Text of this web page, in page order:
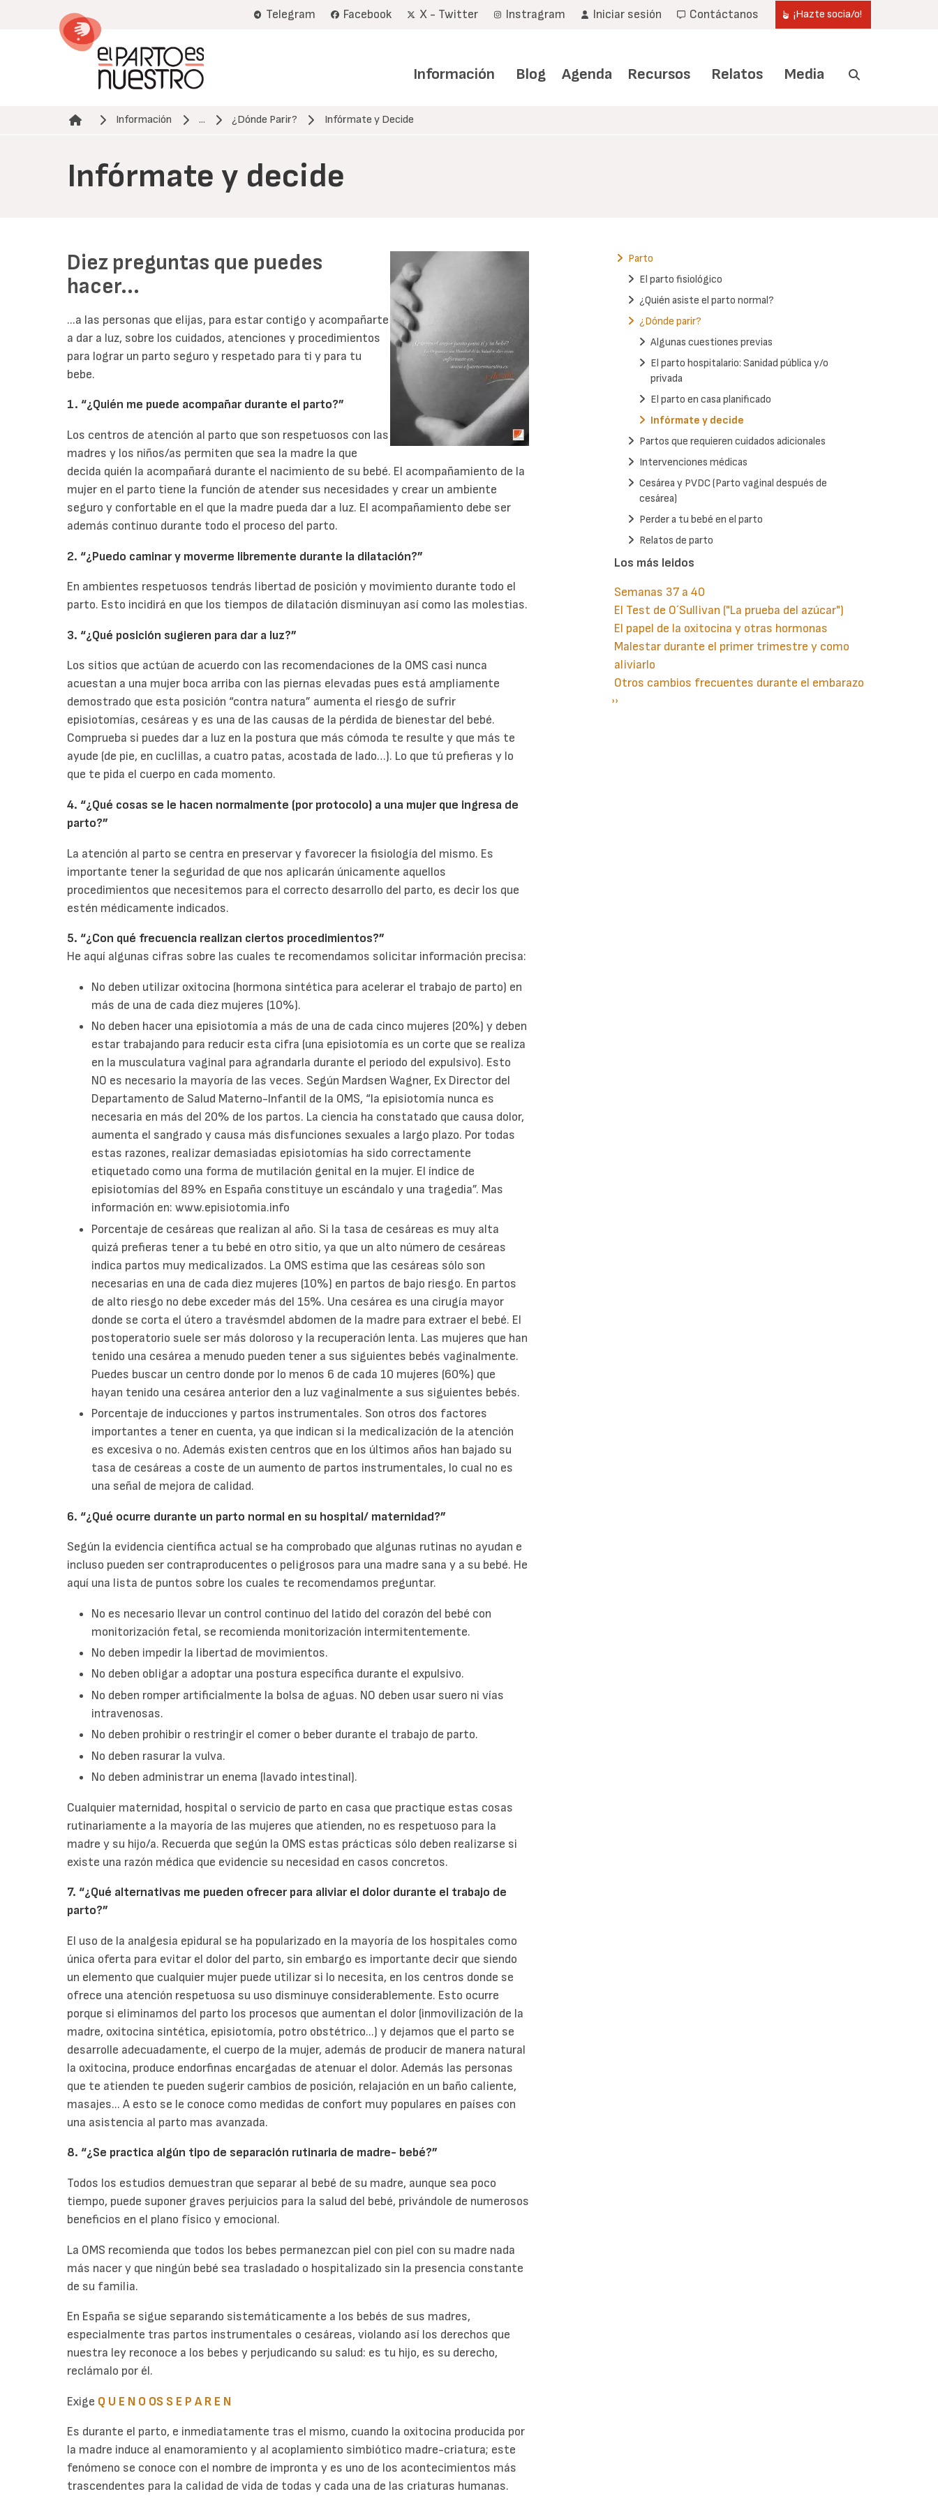
Telegram Facebook X - Twitter Instragram Iniciar sesión Contáctanos ¡Hazte socia/o!
Información Blog Agenda Recursos Relatos Media
Ruta de navegación
Información ... ¿Dónde Parir? Infórmate y Decide
Infórmate y decide
Diez preguntas que puedes
hacer...
...a las personas que elijas, para estar contigo y acompañarte
a dar a luz, sobre los cuidados, atenciones y procedimientos
para lograr un parto seguro y respetado para ti y para tu
bebe.
1. “¿Quién me puede acompañar durante el parto?”
Los centros de atención al parto que son respetuosos con las
madres y los niños/as permiten que sea la madre la que
decida quién la acompañará durante el nacimiento de su bebé. El acompañamiento de la
mujer en el parto tiene la función de atender sus necesidades y crear un ambiente
seguro y confortable en el que la madre pueda dar a luz. El acompañamiento debe ser
además continuo durante todo el proceso del parto.
2. “¿Puedo caminar y moverme libremente durante la dilatación?”
En ambientes respetuosos tendrás libertad de posición y movimiento durante todo el
parto. Esto incidirá en que los tiempos de dilatación disminuyan así como las molestias.
3. “¿Qué posición sugieren para dar a luz?”
Los sitios que actúan de acuerdo con las recomendaciones de la OMS casi nunca
acuestan a una mujer boca arriba con las piernas elevadas pues está ampliamente
demostrado que esta posición “contra natura” aumenta el riesgo de sufrir
episiotomías, cesáreas y es una de las causas de la pérdida de bienestar del bebé.
Comprueba si puedes dar a luz en la postura que más cómoda te resulte y que más te
ayude (de pie, en cuclillas, a cuatro patas, acostada de lado…). Lo que tú prefieras y lo
que te pida el cuerpo en cada momento.
4. “¿Qué cosas se le hacen normalmente (por protocolo) a una mujer que ingresa de
parto?”
La atención al parto se centra en preservar y favorecer la fisiología del mismo. Es
importante tener la seguridad de que nos aplicarán únicamente aquellos
procedimientos que necesitemos para el correcto desarrollo del parto, es decir los que
estén médicamente indicados.
5. “¿Con qué frecuencia realizan ciertos procedimientos?”
He aquí algunas cifras sobre las cuales te recomendamos solicitar información precisa:
No deben utilizar oxitocina (hormona sintética para acelerar el trabajo de parto) en
más de una de cada diez mujeres (10%).
No deben hacer una episiotomía a más de una de cada cinco mujeres (20%) y deben
estar trabajando para reducir esta cifra (una episiotomía es un corte que se realiza
en la musculatura vaginal para agrandarla durante el periodo del expulsivo). Esto
NO es necesario la mayoría de las veces. Según Mardsen Wagner, Ex Director del
Departamento de Salud Materno-Infantil de la OMS, “la episiotomía nunca es
necesaria en más del 20% de los partos. La ciencia ha constatado que causa dolor,
aumenta el sangrado y causa más disfunciones sexuales a largo plazo. Por todas
estas razones, realizar demasiadas episiotomías ha sido correctamente
etiquetado como una forma de mutilación genital en la mujer. El índice de
episiotomías del 89% en España constituye un escándalo y una tragedia”. Mas
información en: www.episiotomia.info
Porcentaje de cesáreas que realizan al año. Si la tasa de cesáreas es muy alta
quizá prefieras tener a tu bebé en otro sitio, ya que un alto número de cesáreas
indica partos muy medicalizados. La OMS estima que las cesáreas sólo son
necesarias en una de cada diez mujeres (10%) en partos de bajo riesgo. En partos
de alto riesgo no debe exceder más del 15%. Una cesárea es una cirugía mayor
donde se corta el útero a travésmdel abdomen de la madre para extraer el bebé. El
postoperatorio suele ser más doloroso y la recuperación lenta. Las mujeres que han
tenido una cesárea a menudo pueden tener a sus siguientes bebés vaginalmente.
Puedes buscar un centro donde por lo menos 6 de cada 10 mujeres (60%) que
hayan tenido una cesárea anterior den a luz vaginalmente a sus siguientes bebés.
Porcentaje de inducciones y partos instrumentales. Son otros dos factores
importantes a tener en cuenta, ya que indican si la medicalización de la atención
es excesiva o no. Además existen centros que en los últimos años han bajado su
tasa de cesáreas a coste de un aumento de partos instrumentales, lo cual no es
una señal de mejora de calidad.
6. “¿Qué ocurre durante un parto normal en su hospital/ maternidad?”
Según la evidencia científica actual se ha comprobado que algunas rutinas no ayudan e
incluso pueden ser contraproducentes o peligrosos para una madre sana y a su bebé. He
aquí una lista de puntos sobre los cuales te recomendamos preguntar.
No es necesario llevar un control continuo del latido del corazón del bebé con
monitorización fetal, se recomienda monitorización intermitentemente.
No deben impedir la libertad de movimientos.
No deben obligar a adoptar una postura específica durante el expulsivo.
No deben romper artificialmente la bolsa de aguas. NO deben usar suero ni vías
intravenosas.
No deben prohibir o restringir el comer o beber durante el trabajo de parto.
No deben rasurar la vulva.
No deben administrar un enema (lavado intestinal).
Cualquier maternidad, hospital o servicio de parto en casa que practique estas cosas
rutinariamente a la mayoría de las mujeres que atienden, no es respetuoso para la
madre y su hijo/a. Recuerda que según la OMS estas prácticas sólo deben realizarse si
existe una razón médica que evidencie su necesidad en casos concretos.
7. “¿Qué alternativas me pueden ofrecer para aliviar el dolor durante el trabajo de
parto?”
El uso de la analgesia epidural se ha popularizado en la mayoría de los hospitales como
única oferta para evitar el dolor del parto, sin embargo es importante decir que siendo
un elemento que cualquier mujer puede utilizar si lo necesita, en los centros donde se
ofrece una atención respetuosa su uso disminuye considerablemente. Esto ocurre
porque si eliminamos del parto los procesos que aumentan el dolor (inmovilización de la
madre, oxitocina sintética, episiotomía, potro obstétrico...) y dejamos que el parto se
desarrolle adecuadamente, el cuerpo de la mujer, además de producir de manera natural
la oxitocina, produce endorfinas encargadas de atenuar el dolor. Además las personas
que te atienden te pueden sugerir cambios de posición, relajación en un baño caliente,
masajes... A esto se le conoce como medidas de confort muy populares en países con
una asistencia al parto mas avanzada.
8. “¿Se practica algún tipo de separación rutinaria de madre- bebé?”
Todos los estudios demuestran que separar al bebé de su madre, aunque sea poco
tiempo, puede suponer graves perjuicios para la salud del bebé, privándole de numerosos
beneficios en el plano físico y emocional.
La OMS recomienda que todos los bebes permanezcan piel con piel con su madre nada
más nacer y que ningún bebé sea trasladado o hospitalizado sin la presencia constante
de su familia.
En España se sigue separando sistemáticamente a los bebés de sus madres,
especialmente tras partos instrumentales o cesáreas, violando así los derechos que
nuestra ley reconoce a los bebes y perjudicando su salud: es tu hijo, es su derecho,
reclámalo por él.
Exige Q U E N O OS S E P A R E N
Es durante el parto, e inmediatamente tras el mismo, cuando la oxitocina producida por
la madre induce al enamoramiento y al acoplamiento simbiótico madre-criatura; este
fenómeno se conoce con el nombre de impronta y es uno de los acontecimientos más
trascendentes para la calidad de vida de todas y cada una de las criaturas humanas.
Parto
El parto fisiológico
¿Quién asiste el parto normal?
¿Dónde parir?
Algunas cuestiones previas
El parto hospitalario: Sanidad pública y/o
privada
El parto en casa planificado
Infórmate y decide
Partos que requieren cuidados adicionales
Intervenciones médicas
Cesárea y PVDC (Parto vaginal después de
cesárea)
Perder a tu bebé en el parto
Relatos de parto
Los más leidos
Semanas 37 a 40
El Test de O´Sullivan ("La prueba del azúcar")
El papel de la oxitocina y otras hormonas
Malestar durante el primer trimestre y como
aliviarlo
Otros cambios frecuentes durante el embarazo
Paginación
Siguiente
››